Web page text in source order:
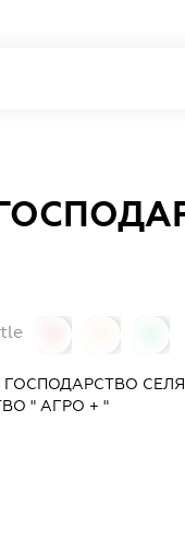
ГОСПОДАРСТВО
" АГРО + "